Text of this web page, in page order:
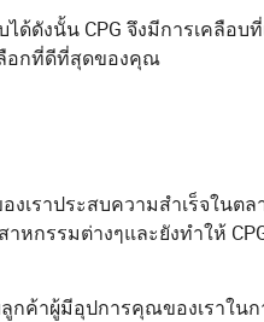
ดังนั้น CPG จึงมีการเคลือบ
ลือกที่ดีที่สุดของคุณ
เราประสบความสำเร็จในต
กรรมต่างๆและยังทำให้
กค้าผู้มีอุปการคุณของเราในก